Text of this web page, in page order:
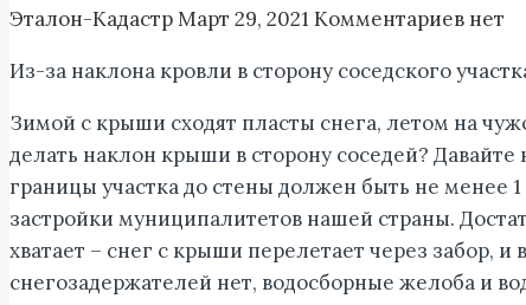
Эталон-КадастрМарт 29, 2021 Комментариев нет
Из-за наклона кровли в сторону соседского
Зимой с крыши сходят пласты снега, летом на
делать наклон крыши в сторону соседей?
границы участка до стены должен быть не менее
застройки муниципалитетов нашей страны.
хватает – снег с крыши перелетает через забор,
снегозадержателей нет, водосборные желоба и